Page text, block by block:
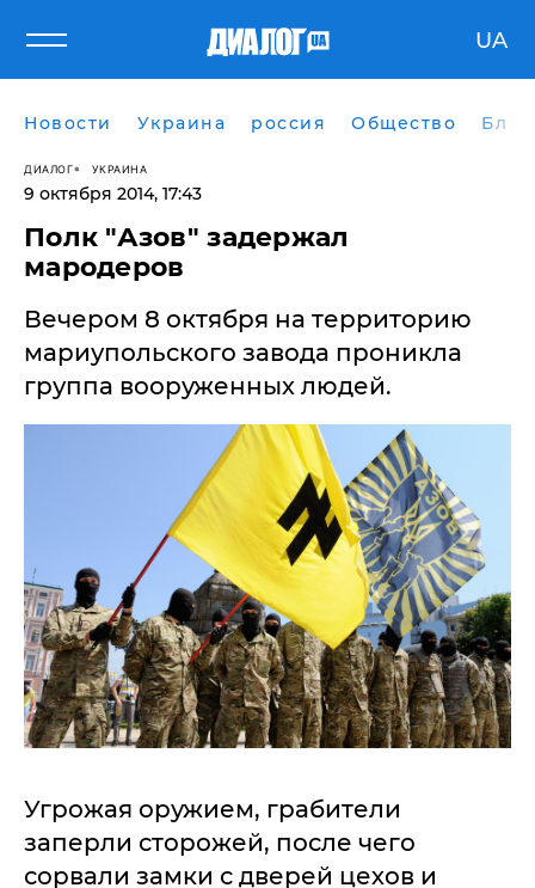
UA
Новости Украина россия Общество
ДИАЛОГ УКРАИНА
9 октября 2014, 17:43
Полк "Азов" задержал
мародеров
Вечером 8 октября на территорию
мариупольского завода проникла
группа вооруженных людей.
Угрожая оружием, грабители
заперли сторожей, после чего
сорвали замки с дверей цехов и